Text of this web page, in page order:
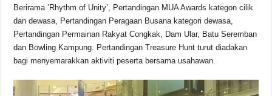
Berirama ‘Rhythm of Unity’, Pertandingan MUA Awards kategon cilik
dan dewasa, Pertandingan Peragaan Busana kategori dewasa,
Pertandingan Permainan Rakyat Congkak, Dam Ular, Batu Seremban
dan Bowling Kampung. Pertandingan Treasure Hunt turut diadakan
bagi menyemarakkan aktiviti peserta bersama usahawan.